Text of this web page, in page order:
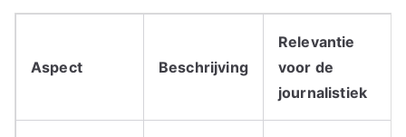
Aspect Beschrijving
Relevantie
voor de
journalistiek